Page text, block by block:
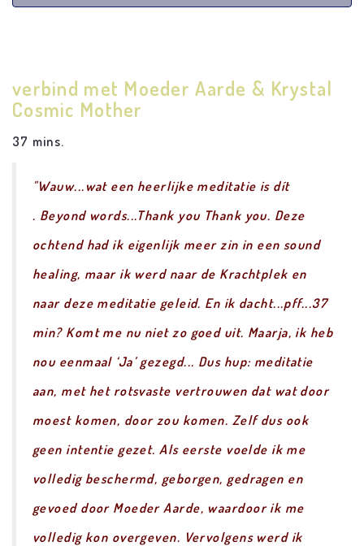
verbind met Moeder Aarde & Krystal
Cosmic Mother
37 mins.
"Wauw...wat een heerlijke meditatie is dít
. Beyond words...Thank you Thank you. Deze
ochtend had ik eigenlijk meer zin in een sound
healing, maar ik werd naar de Krachtplek en
naar deze meditatie geleid. En ik dacht...pff...37
min? Komt me nu niet zo goed uit. Maarja, ik heb
nou eenmaal ‘Ja’ gezegd... Dus hup: meditatie
aan, met het rotsvaste vertrouwen dat wat door
moest komen, door zou komen. Zelf dus ook
geen intentie gezet. Als eerste voelde ik me
volledig beschermd, geborgen, gedragen en
gevoed door Moeder Aarde, waardoor ik me
volledig kon overgeven. Vervolgens werd ik